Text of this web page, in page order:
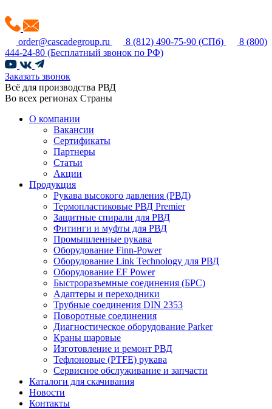
order@cascadegroup.ru 8 (812) 490-75-90 (СПб)
8 (800)
444-24-80 (Бесплатный звонок по РФ)
Заказать звонок
Всё для производства РВД
Во всех регионах Страны
О компании
Вакансии
Сертификаты
Партнеры
Статьи
Акции
Продукция
Рукава высокого давления (РВД)
Термопластиковые РВД Premier
Защитные спирали для РВД
Фитинги и муфты для РВД
Промышленные рукава
Оборудование Finn-Power
Оборудование Link Technology для РВД
Оборудование EF Power
Быстроразъемные соединения (БРС)
Адаптеры и переходники
Трубные соединения DIN 2353
Поворотные соединения
Диагностическое оборудование Parker
Краны шаровые
Изготовление и ремонт РВД
Тефлоновые (PTFE) рукава
Сервисное обслуживание и запчасти
Каталоги для скачивания
Новости
Контакты